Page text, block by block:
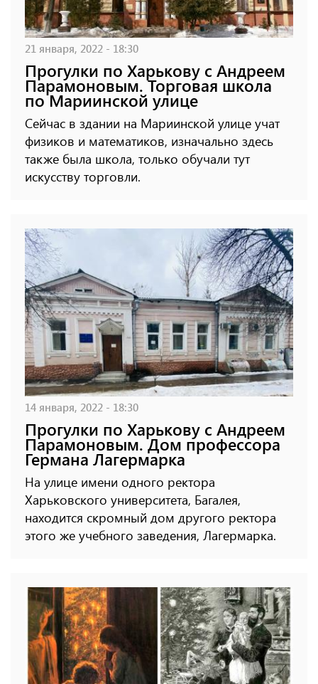
21 января, 2022 - 18:30
Прогулки по Харькову с Андреем
Парамоновым. Торговая школа
по Мариинской улице
Сейчас в здании на Мариинской улице учат
физиков и математиков, изначально здесь
также была школа, только обучали тут
искусству торговли.
14 января, 2022 - 18:30
Прогулки по Харькову с Андреем
Парамоновым. Дом профессора
Германа Лагермарка
На улице имени одного ректора
Харьковского университета, Багалея,
находится скромный дом другого ректора
этого же учебного заведения, Лагермарка.